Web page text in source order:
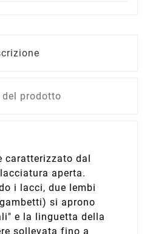
prodotto
caratterizzato dal
aperta.
i lacci, due lembi
si aprono
e la linguetta della
sollevata fino a